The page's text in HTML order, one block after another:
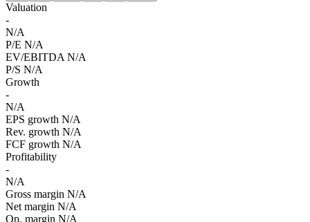
Valuation
-
N/A
P/E N/A
EV/EBITDA N/A
P/S N/A
Growth
-
N/A
EPS growth N/A
Rev. growth N/A
FCF growth N/A
Profitability
-
N/A
Gross margin N/A
Net margin N/A
Op. margin N/A